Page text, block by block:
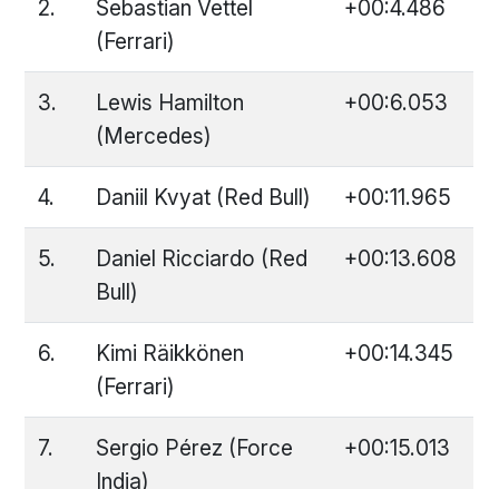
2.
Sebastian Vettel
(Ferrari)
+00:4.486
3.
Lewis Hamilton
(Mercedes)
+00:6.053
4. Daniil Kvyat (Red Bull) +00:11.965
5.
Daniel Ricciardo (Red
Bull)
+00:13.608
6.
Kimi Räikkönen
(Ferrari)
+00:14.345
7.
Sergio Pérez (Force
India)
+00:15.013